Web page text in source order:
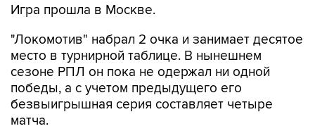
Игра прошла в Москве.
"Локомотив" набрал 2 очка и занимает десятое
место в турнирной таблице. В нынешнем
сезоне РПЛ он пока не одержал ни одной
победы, а с учетом предыдущего его
безвыигрышная серия составляет четыре
матча.